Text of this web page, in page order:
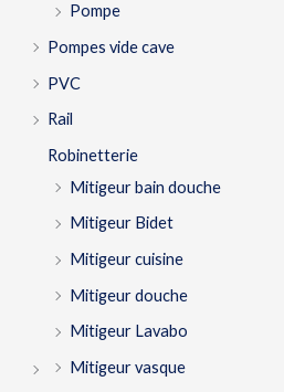
Pompe
Pompes vide cave
PVC
Rail
Robinetterie
Mitigeur bain douche
Mitigeur Bidet
Mitigeur cuisine
Mitigeur douche
Mitigeur Lavabo
Mitigeur vasque